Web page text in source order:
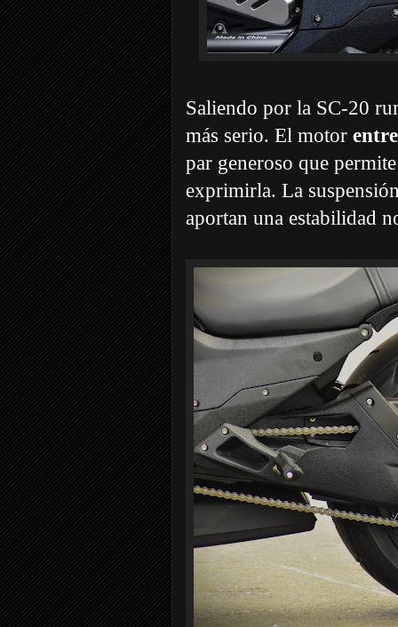
Saliendo por la SC-20
más serio. El motor
par generoso que
exprimirla. La
aportan una estabilidad